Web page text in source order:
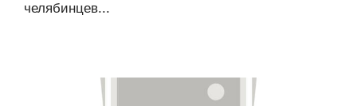
челябинцев...